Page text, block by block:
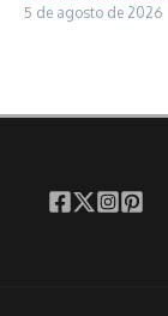
5 de agosto de 2026